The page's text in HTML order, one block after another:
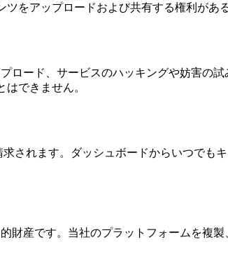
をアップロードおよび共有する権利があ
ロード、サービスのハッキングや妨害の
できません。
されます。ダッシュボードからいつで
財産です。当社のプラットフォームを複